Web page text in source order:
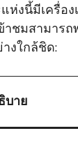
ห่งนี้มีเครื่อ
าชมสามาร
งใกล้ชิด:
บาย